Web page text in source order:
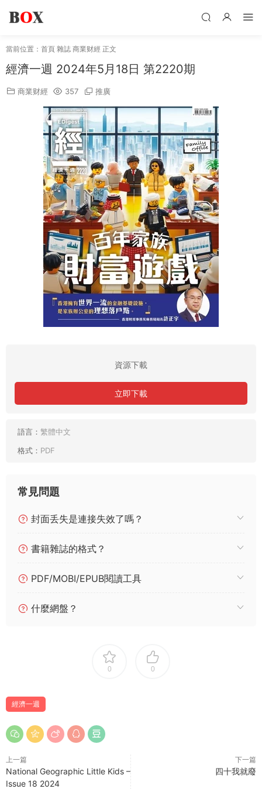
當前位置： 首頁 雜誌 商業财經 正文
經濟一週 2024年5月18日 第2220期
商業财經 357 推廣
資源下載
立即下載
語言： 繁體中文
格式： PDF
常見問題
封面丢失是連接失效了嗎？
書籍雜誌的格式？
PDF/MOBI/EPUB閱讀工具
什麼網盤？
0 0
經濟一週
上一篇
National Geographic Little Kids –
Issue 18 2024
下一篇
四十我就廢